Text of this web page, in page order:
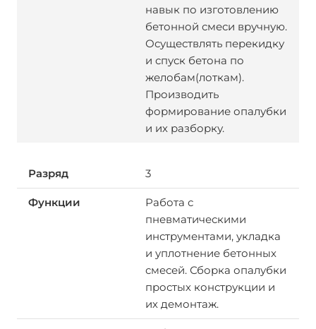
навык по изготовлению
бетонной смеси вручную.
Осуществлять перекидку
и спуск бетона по
желобам(лоткам).
Производить
формирование опалубки
и их разборку.
3
Работа с
пневматическими
инструментами, укладка
и уплотнение бетонных
смесей. Сборка опалубки
простых конструкции и
их демонтаж.